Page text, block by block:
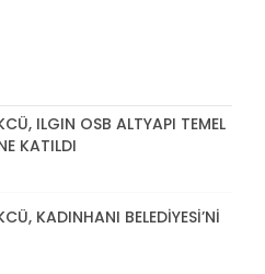
ILGIN OSB ALTYAPI TEMEL
KATILDI
KADINHANI BELEDİYESİ’Nİ